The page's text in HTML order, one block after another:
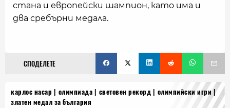
стана и европейски шампион, като има и
два сребърни медала.
СПОДЕЛЕТЕ
карлос насар олимпиада световен рекорд
олимпийски игри
златен медал за българия